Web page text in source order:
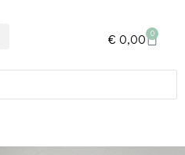
€ 0,00 0